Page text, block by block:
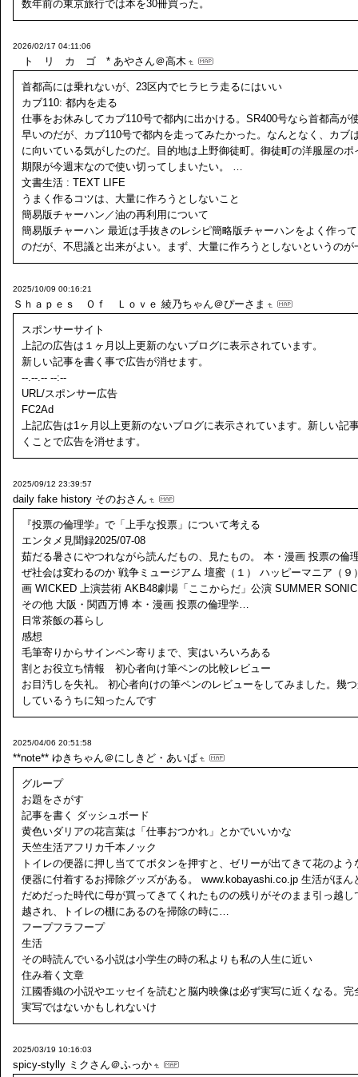
数年前の東京旅行では本を30冊買った。
2026/02/17 04:11:06
ト リ カ ゴ * あやさん＠高木
首都高には乗れないが、23区内でヒラヒラ走るにはいい
カブ110: 都内を走る
仕事をお休みしてカブ110号で都内に出かける。SR400号なら首都高が
早いのだが、カブ110号で都内を走ってみたかった。なんとなく、カブ
に向いている気がしたのだ。目的地は上野御徒町。御徒町の洋服屋のポ
期限が今週末なので使い切ってしまいたい。 …
文書生活 : TEXT LIFE
うまく作るコツは、大量に作ろうとしないこと
簡易版チャーハン／油の再利用について
簡易版チャーハン 最近は手抜きのレシピ簡略版チャーハンをよく作っ
のだが、不思議と出来がよい。まず、大量に作ろうとしないというのが
2025/10/09 00:16:21
Ｓｈａｐｅｓ Ｏｆ Ｌｏｖｅ 綾乃ちゃん＠ぴーさま
スポンサーサイト
上記の広告は１ヶ月以上更新のないブログに表示されています。
新しい記事を書く事で広告が消せます。
--.--.-- --:--
URL/スポンサー広告
FC2Ad
上記広告は1ヶ月以上更新のないブログに表示されています。新しい記
くことで広告を消せます。
2025/09/12 23:39:57
daily fake history そのおさん
『投票の倫理学』で「上手な投票」について考える
エンタメ見聞録2025/07-08
茹だる暑さにやつれながら読んだもの、見たもの。 本・漫画 投票の倫
ぜ社会は変わるのか 戦争ミュージアム 壇蜜（１） ハッピーマニア（９
画 WICKED 上演芸術 AKB48劇場「ここからだ」公演 SUMMER
その他 大阪・関西万博 本・漫画 投票の倫理学…
日常茶飯の暮らし
感想
毛筆寄りからサインペン寄りまで、実はいろいろある
割とお役立ち情報 初心者向け筆ペンの比較レビュー
お目汚しを失礼。 初心者向けの筆ペンのレビューをしてみました。幾
しているうちに知ったんです
2025/04/06 20:51:58
**note** ゆきちゃん＠にしきど・あいば
グループ
お題をさがす
記事を書く ダッシュボード
黄色いダリアの花言葉は「仕事おつかれ」とかでいいかな
天竺生活アフリカ千本ノック
トイレの便器に押し当ててボタンを押すと、ゼリーが出てきて花のよう
便器に付着するお掃除グッズがある。 www.kobayashi.co.jp 生活がほん
だめだった時代に母が買ってきてくれたものの残りがそのまま引っ越し
越され、トイレの棚にあるのを掃除の時に…
フープフラフープ
生活
その時読んでいる小説は小学生の時の私よりも私の人生に近い
住み着く文章
江國香織の小説やエッセイを読むと脳内映像は必ず実写に近くなる。完
実写ではないかもしれないけ
2025/03/19 10:16:03
spicy-stylly ミクさん＠ふっか